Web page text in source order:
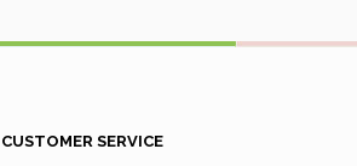
CUSTOMER SERVICE